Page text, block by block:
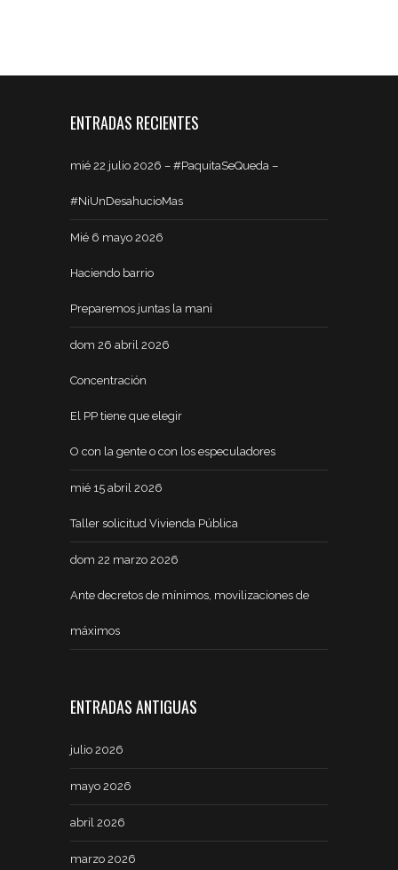
ENTRADAS RECIENTES
mié 22 julio 2026 – #PaquitaSeQueda –
#NiUnDesahucioMas
Mié 6 mayo 2026
Haciendo barrio
Preparemos juntas la mani
dom 26 abril 2026
Concentración
El PP tiene que elegir
O con la gente o con los especuladores
mié 15 abril 2026
Taller solicitud Vivienda Pública
dom 22 marzo 2026
Ante decretos de mínimos, movilizaciones de
máximos
ENTRADAS ANTIGUAS
julio 2026
mayo 2026
abril 2026
marzo 2026